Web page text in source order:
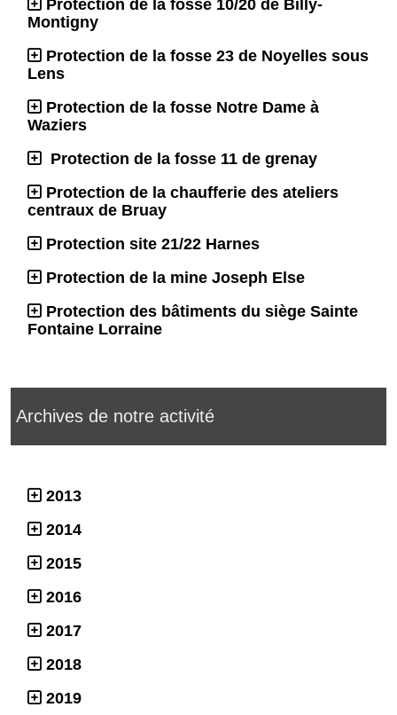
Protection de la fosse 10/20 de Billy-
Montigny
Protection de la fosse 23 de Noyelles sous
Lens
Protection de la fosse Notre Dame à
Waziers
Protection de la fosse 11 de grenay
Protection de la chaufferie des ateliers
centraux de Bruay
Protection site 21/22 Harnes
Protection de la mine Joseph Else
Protection des bâtiments du siège Sainte
Fontaine Lorraine
Archives de notre activité
2013
2014
2015
2016
2017
2018
2019